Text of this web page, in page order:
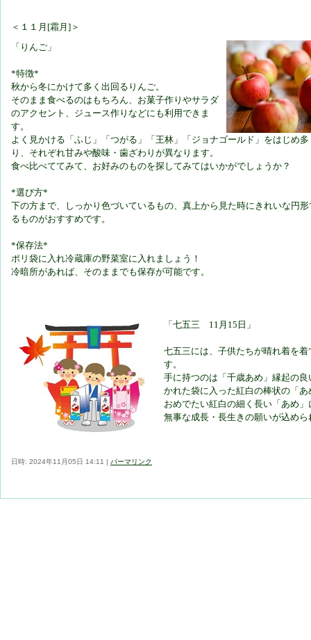
＜１１月[霜月]＞
「りんご」
*特徴*
秋から冬にかけて多く出回るりんご。
そのまま食べるのはもちろん、お菓子作りやサラダ
のアクセント、ジュース作りなどにも利用できま
す。
よく見かける「ふじ」「つがる」「王林」「ジョナゴールド」をはじめ
り、それぞれ甘みや酸味・歯ざわりが異なります。
食べ比べててみて、お好みのものを探してみてはいかがでしょうか？
*選び方*
下の方まで、しっかり色づいているもの、真上から見た時にきれいな円
るものがおすすめです。
*保存法*
ポリ袋に入れ冷蔵庫の野菜室に入れましょう！
冷暗所があれば、そのままでも保存が可能です。
「七五三 11月15日」
七五三には、子供たちが晴れ着を
す。
手に持つのは「千歳あめ」縁起の
かれた袋に入った紅白の棒状の「あ
おめでたい紅白の細く長い「あめ
無事な成長・長生きの願いが込めら
日時: 2024年11月05日 14:11 | パーマリンク